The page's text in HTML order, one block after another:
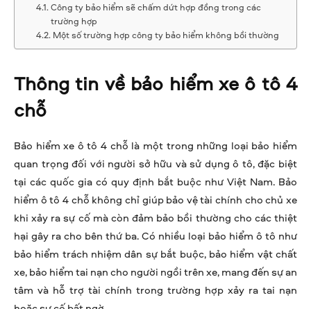
Công ty bảo hiểm sẽ chấm dứt hợp đồng trong các
trường hợp
Một số trường hợp công ty bảo hiểm không bồi thường
Thông tin về bảo hiểm xe ô tô 4
chỗ
Bảo hiểm xe ô tô 4 chỗ là một trong những loại bảo hiểm
quan trọng đối với người sở hữu và sử dụng ô tô, đặc biệt
tại các quốc gia có quy định bắt buộc như Việt Nam. Bảo
hiểm ô tô 4 chỗ không chỉ giúp bảo vệ tài chính cho chủ xe
khi xảy ra sự cố mà còn đảm bảo bồi thường cho các thiệt
hại gây ra cho bên thứ ba. Có nhiều loại bảo hiểm ô tô như
bảo hiểm trách nhiệm dân sự bắt buộc, bảo hiểm vật chất
xe, bảo hiểm tai nạn cho người ngồi trên xe, mang đến sự an
tâm và hỗ trợ tài chính trong trường hợp xảy ra tai nạn